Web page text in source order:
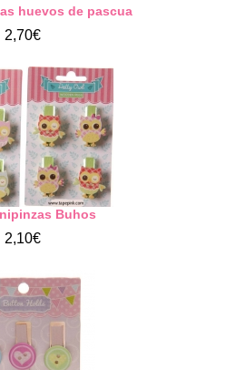
huevos de pascua
2,70€
Buhos
2,10€